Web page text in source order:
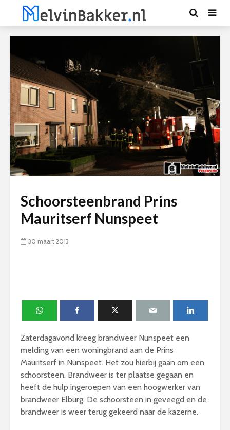
Schoorsteenbrand Prins
Mauritserf Nunspeet
30 maart 2013
Zaterdagavond kreeg brandweer Nunspeet een
melding van een woningbrand aan de Prins
Mauritserf in Nunspeet. Het zou hierbij gaan om een
schoorsteen. Brandweer is ter plaatse gegaan en
heeft de hulp ingeroepen van een hoogwerker van
brandweer Elburg. De schoorsteen in geveegd en de
brandweer is weer terug gekeerd naar de kazerne.